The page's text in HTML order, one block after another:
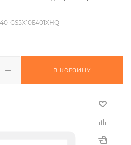
GS5X10E401XHQ
В КОРЗИНУ